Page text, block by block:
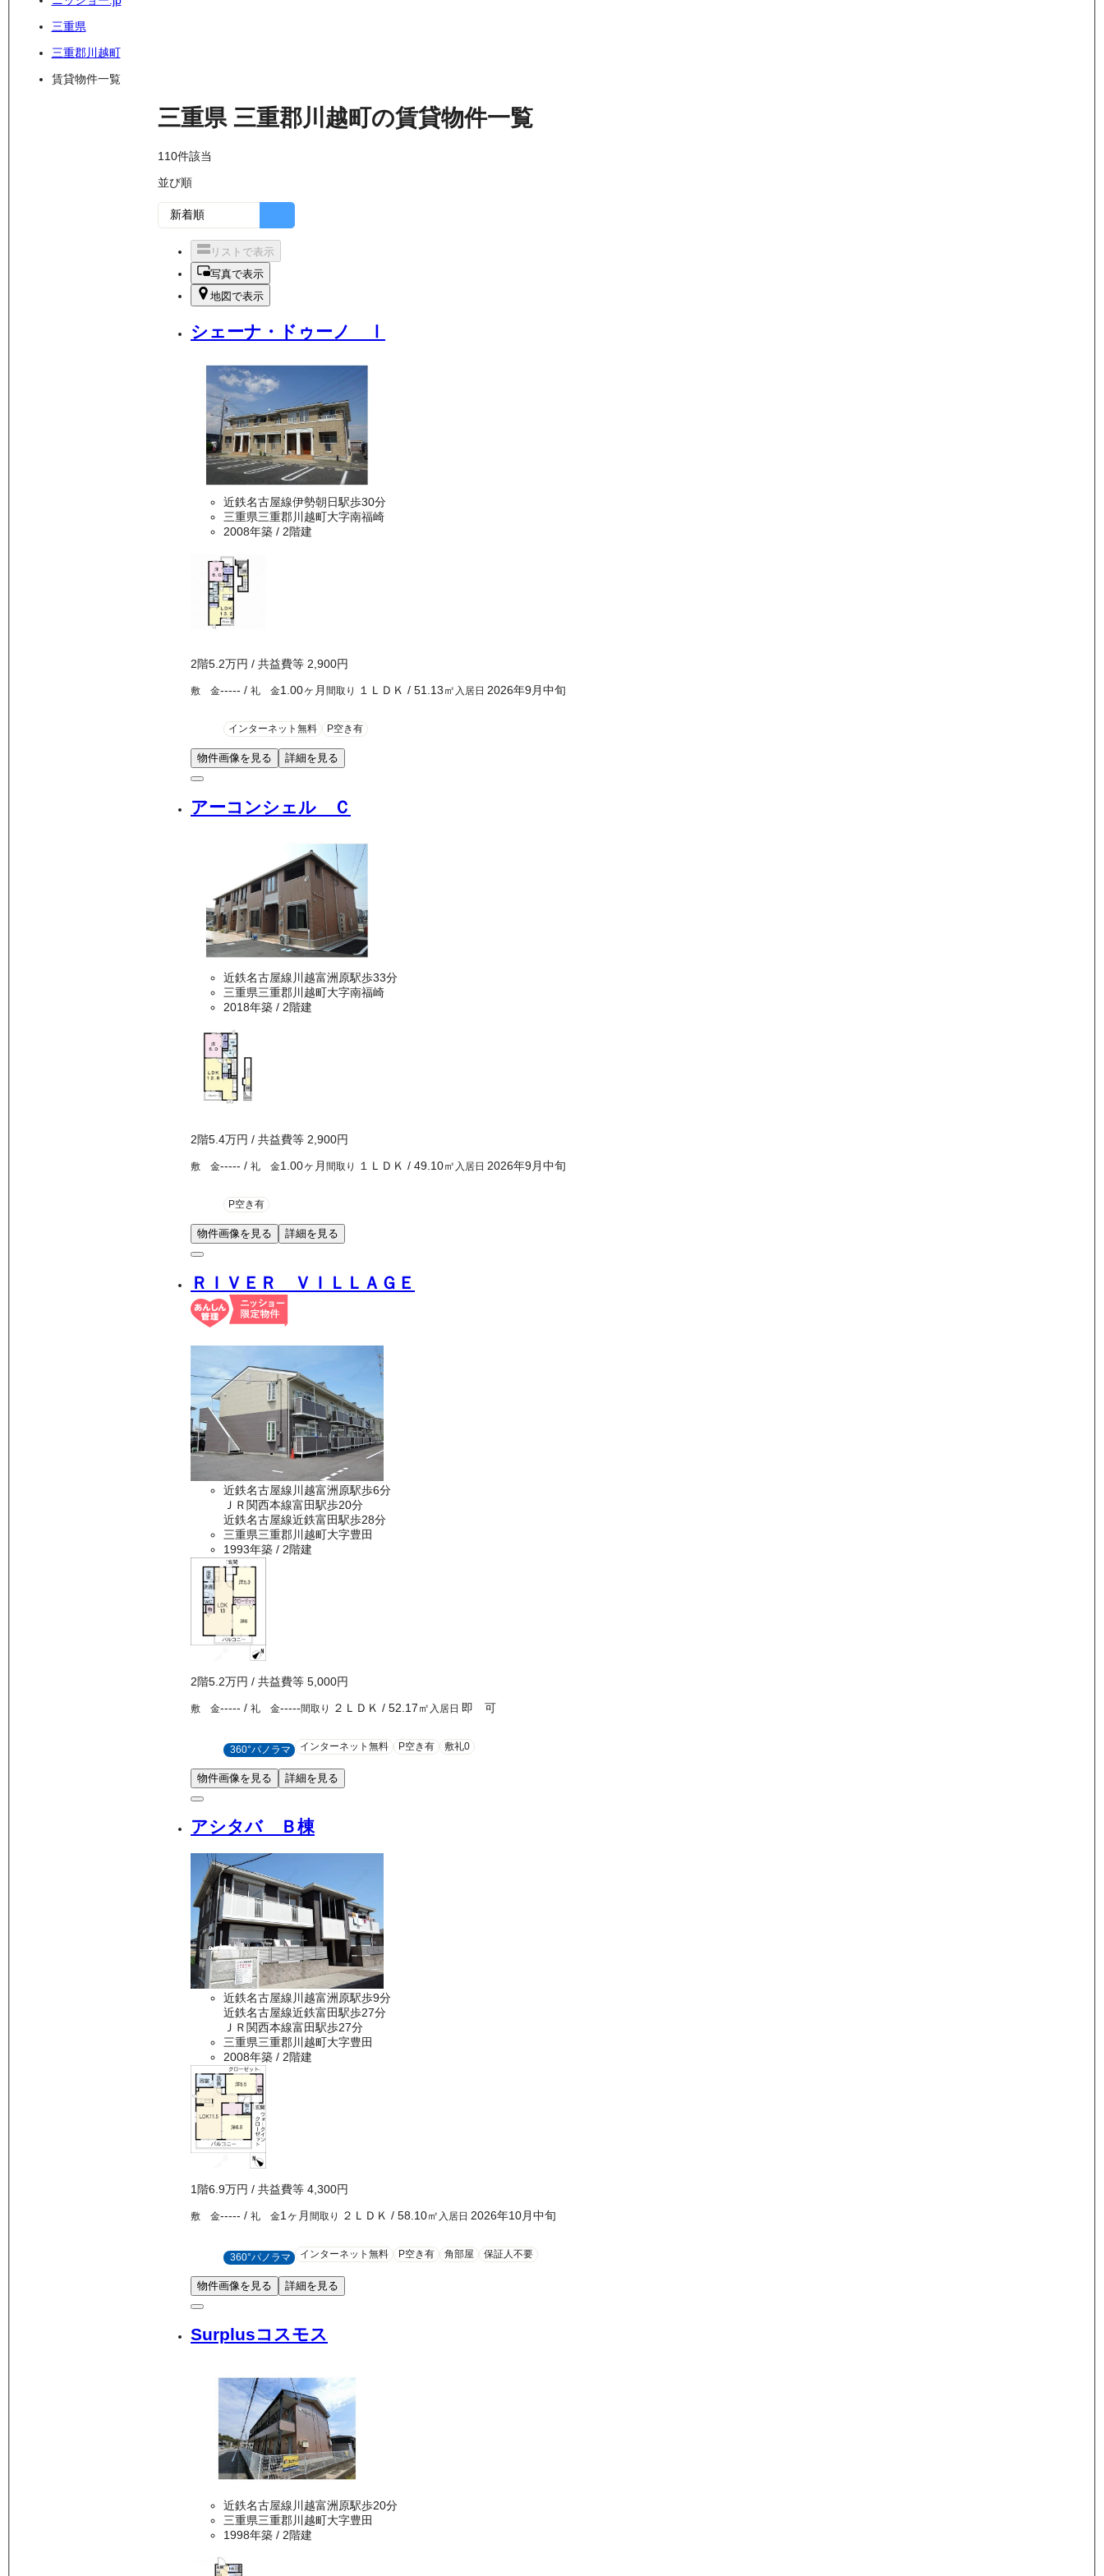
三重県
三重郡川越町
賃貸物件一覧
三重県 三重郡川越町の賃貸物件一覧
110件該当
並び順
リストで表示
写真で表示
地図で表示
シェーナ・ドゥーノ Ⅰ
近鉄名古屋線伊勢朝日駅歩30分
三重県三重郡川越町大字南福崎
2008年築 / 2階建
2階5.2万円 / 共益費等 2,900円
敷 金----- / 礼 金1.00ヶ月 間取り １ＬＤＫ / 51.13㎡ 入居日 2026年9月中旬
インターネット無料 P空き有
物件画像を見る 詳細を見る
アーコンシェル Ｃ
近鉄名古屋線川越富洲原駅歩33分
三重県三重郡川越町大字南福崎
2018年築 / 2階建
2階5.4万円 / 共益費等 2,900円
敷 金----- / 礼 金1.00ヶ月 間取り １ＬＤＫ / 49.10㎡ 入居日 2026年9月中旬
P空き有
物件画像を見る 詳細を見る
ＲＩＶＥＲ ＶＩＬＬＡＧＥ
近鉄名古屋線川越富洲原駅歩6分
ＪＲ関西本線富田駅歩20分
近鉄名古屋線近鉄富田駅歩28分
三重県三重郡川越町大字豊田
1993年築 / 2階建
2階5.2万円 / 共益費等 5,000円
敷 金----- / 礼 金-----間取り ２ＬＤＫ / 52.17㎡ 入居日 即 可
360°パノラマ インターネット無料 P空き有 敷礼0
物件画像を見る 詳細を見る
アシタバ Ｂ棟
近鉄名古屋線川越富洲原駅歩9分
近鉄名古屋線近鉄富田駅歩27分
ＪＲ関西本線富田駅歩27分
三重県三重郡川越町大字豊田
2008年築 / 2階建
1 階6.9万円 / 共益費等 4,300円
敷 金----- / 礼 金1ヶ月 間取り ２ＬＤＫ / 58.10㎡ 入居日 2026年10月中旬
360°パノラマ インターネット無料 P空き有 角部屋 保証人不要
物件画像を見る 詳細を見る
Surplusコスモス
近鉄名古屋線川越富洲原駅歩20分
三重県三重郡川越町大字豊田
1998年築 / 2階建